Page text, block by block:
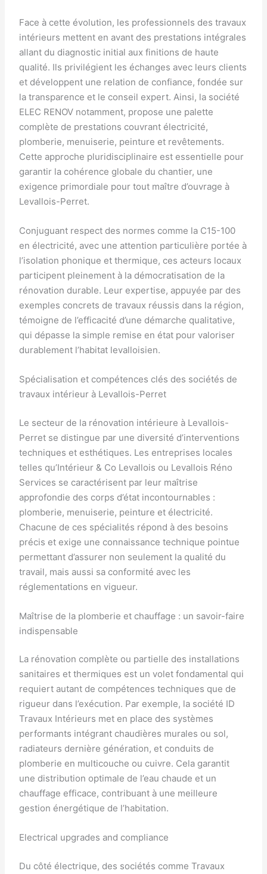
Face à cette évolution, les professionnels des travaux
intérieurs mettent en avant des prestations intégrales
allant du diagnostic initial aux finitions de haute
qualité. Ils privilégient les échanges avec leurs clients
et développent une relation de confiance, fondée sur
la transparence et le conseil expert. Ainsi, la société
ELEC RENOV notamment, propose une palette
complète de prestations couvrant électricité,
plomberie, menuiserie, peinture et revêtements.
Cette approche pluridisciplinaire est essentielle pour
garantir la cohérence globale du chantier, une
exigence primordiale pour tout maître d’ouvrage à
Levallois-Perret.
Conjuguant respect des normes comme la C15-100
en électricité, avec une attention particulière portée à
l’isolation phonique et thermique, ces acteurs locaux
participent pleinement à la démocratisation de la
rénovation durable. Leur expertise, appuyée par des
exemples concrets de travaux réussis dans la région,
témoigne de l’efficacité d’une démarche qualitative,
qui dépasse la simple remise en état pour valoriser
durablement l’habitat levalloisien.
Spécialisation et compétences clés des sociétés de
travaux intérieur à Levallois-Perret
Le secteur de la rénovation intérieure à Levallois-
Perret se distingue par une diversité d’interventions
techniques et esthétiques. Les entreprises locales
telles qu’Intérieur & Co Levallois ou Levallois Réno
Services se caractérisent par leur maîtrise
approfondie des corps d’état incontournables :
plomberie, menuiserie, peinture et électricité.
Chacune de ces spécialités répond à des besoins
précis et exige une connaissance technique pointue
permettant d’assurer non seulement la qualité du
travail, mais aussi sa conformité avec les
réglementations en vigueur.
Maîtrise de la plomberie et chauffage : un savoir-faire
indispensable
La rénovation complète ou partielle des installations
sanitaires et thermiques est un volet fondamental qui
requiert autant de compétences techniques que de
rigueur dans l’exécution. Par exemple, la société ID
Travaux Intérieurs met en place des systèmes
performants intégrant chaudières murales ou sol,
radiateurs dernière génération, et conduits de
plomberie en multicouche ou cuivre. Cela garantit
une distribution optimale de l’eau chaude et un
chauffage efficace, contribuant à une meilleure
gestion énergétique de l’habitation.
Electrical upgrades and compliance
Du côté électrique, des sociétés comme Travaux